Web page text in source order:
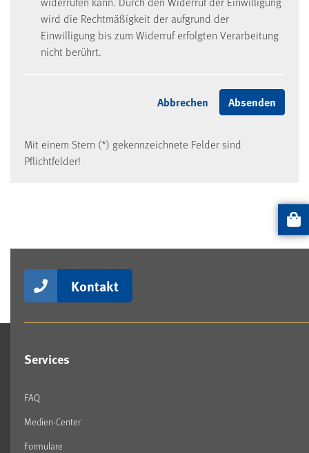
wird die Rechtmäßigkeit der aufgrund der
Einwilligung bis zum Widerruf erfolgten Verarbeitung
nicht berührt.
Mit einem Stern (*) gekennzeichnete Felder sind
Pflichtfelder!
Kontakt
Services
FAQ
Medien-Center
Formulare
Artikel